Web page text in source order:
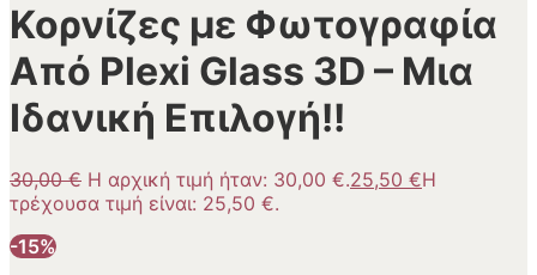
Κορνίζες με Φωτογραφία
Από Plexi Glass 3D – Μια
Ιδανική Επιλογή!!
30,00€ Η αρχική τιμή ήταν: 30,00 €.25,50 €Η
τρέχουσα τιμή είναι: 25,50 €.
-15%